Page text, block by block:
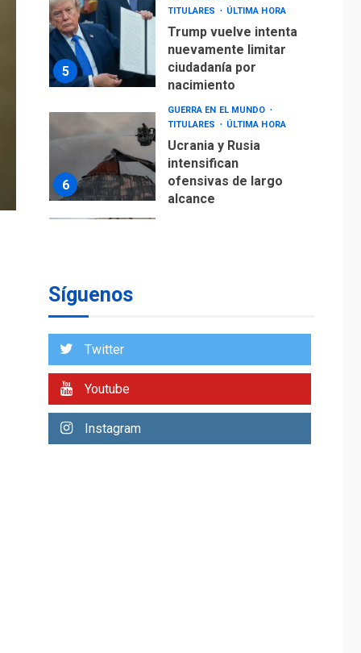
5
ciudadanía por
nacimiento
GUERRA EN EL MUNDO
TITULARES
ÚLTIMA HORA
Ucrania y Rusia
intensifican
ofensivas de largo
alcance
LATINOAMÉRICA Y CARIBE
TITULARES
ÚLTIMA HORA
EEUU sanciona a ocho
1
en ceremonia atípica
ONGs piden a CIDH
de diálogo en
Síguenos
Twitter
Youtube
Instagram